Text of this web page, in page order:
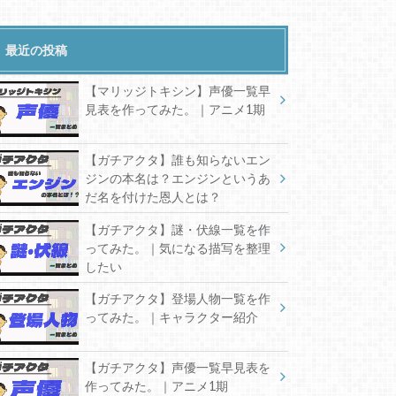
最近の投稿
【マリッジトキシン】声優一覧早
見表を作ってみた。｜アニメ1期
【ガチアクタ】誰も知らないエン
ジンの本名は？エンジンというあ
だ名を付けた恩人とは？
【ガチアクタ】謎・伏線一覧を作
ってみた。｜気になる描写を整理
したい
【ガチアクタ】登場人物一覧を作
ってみた。｜キャラクター紹介
【ガチアクタ】声優一覧早見表を
作ってみた。｜アニメ1期